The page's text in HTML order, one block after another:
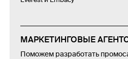
МАРКЕТИНГОВЫЕ
Поможем разработать